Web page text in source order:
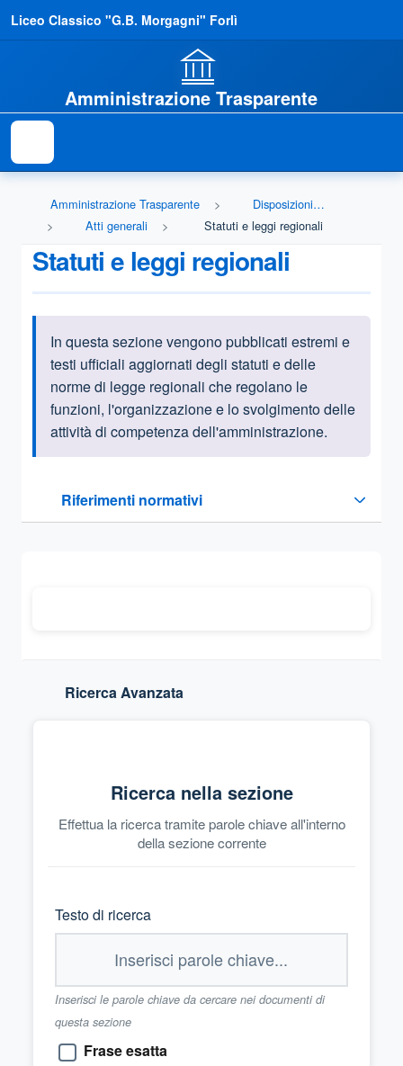
Liceo Classico "G.B. Morgagni" Forlì
Amministrazione Trasparente
Amministrazione Trasparente
Disposizioni generali
Atti generali
Statuti e leggi regionali
Statuti e leggi regionali
Informazioni introduttive
In questa sezione vengono pubblicati estremi e
testi ufficiali aggiornati degli statuti e delle
norme di legge regionali che regolano le
funzioni, l'organizzazione e lo svolgimento delle
attività di competenza dell'amministrazione.
Riferimenti normativi
Sezione compressa
Ricerca Avanzata
Ricerca nella sezione
Effettua la ricerca tramite parole chiave all'interno
della sezione corrente
Testo di ricerca
Inserisci le parole chiave da cercare nei documenti di
questa sezione
Frase esatta